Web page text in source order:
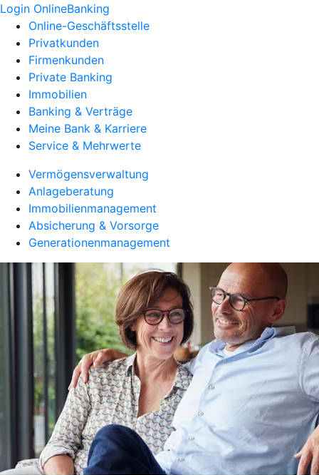
Login OnlineBanking
Online-Geschäftsstelle
Privatkunden
Firmenkunden
Private Banking
Immobilien
Banking & Verträge
Meine Bank & Karriere
Service & Mehrwerte
Vermögensverwaltung
Anlageberatung
Immobilienmanagement
Absicherung & Vorsorge
Generationenmanagement